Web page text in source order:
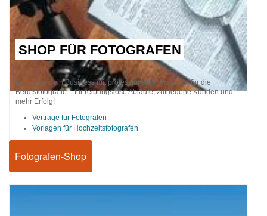
SHOP FÜR FOTOGRAFEN
Optimiere dein Business mit professionellen Vorlagen für die
Berufsfotografie – für reibungslose Abläufe, zufriedene Kunden und
mehr Erfolg!
Verträge für Fotografen
Vorlagen für Hochzeitsfotografen
Fotografen-Shop